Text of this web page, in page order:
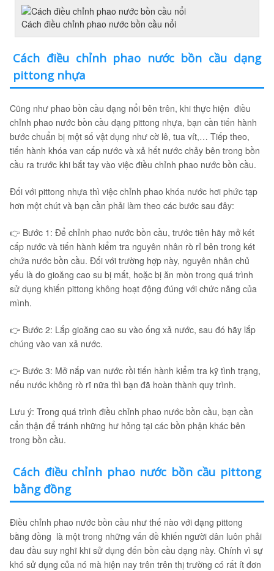
Cách điều chỉnh phao nước bồn cầu nổi
Cách điều chỉnh phao nước bồn cầu dạng
pittong nhựa
Cũng như phao bồn cầu dạng nổi bên trên, khi thực hiện điều
chỉnh phao nước bồn cầu dạng pittong nhựa, bạn cần tiến hành
bước chuẩn bị một số vật dụng như cờ lê, tua vít,… Tiếp theo,
tiến hành khóa van cấp nước và xả hết nước chảy bên trong bồn
cầu ra trước khi bắt tay vào việc điều chỉnh phao nước bồn cầu.
Đối với pittong nhựa thì việc chỉnh phao khóa nước hơi phức tạp
hơn một chút và bạn cần phải làm theo các bước sau đây:
👉 Bước 1: Để chỉnh phao nước bồn cầu, trước tiên hãy mở két
cấp nước và tiến hành kiểm tra nguyên nhân rò rỉ bên trong két
chứa nước bồn cầu. Đối với trường hợp này, nguyên nhân chủ
yếu là do gioăng cao su bị mất, hoặc bị ăn mòn trong quá trình
sử dụng khiến pittong không hoạt động đúng với chức năng của
mình.
👉 Bước 2: Lắp gioăng cao su vào ống xả nước, sau đó hãy lắp
chúng vào van xả nước.
👉 Bước 3: Mở nắp van nước rồi tiến hành kiểm tra kỹ tình trạng,
nếu nước không rò rĩ nữa thì bạn đã hoàn thành quy trình.
Lưu ý: Trong quá trình điều chỉnh phao nước bồn cầu, bạn cần
cẩn thận để tránh những hư hỏng tại các bồn phận khác bên
trong bồn cầu.
Cách điều chỉnh phao nước bồn cầu pittong
bằng đồng
Điều chỉnh phao nước bồn cầu như thế nào với dạng pittong
bằng đồng là một trong những vấn đề khiến người dân luôn phải
đau đầu suy nghĩ khi sử dụng đến bồn cầu dạng này. Chính vì sự
khó sử dụng của nó mà hiện nay trên trên thị trường có rất ít đơn